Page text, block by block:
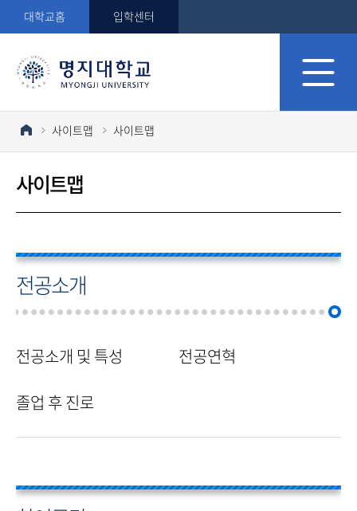
대학교홈 입학센터
사이트맵 사이트맵
사이트맵
전공소개
전공소개 및 특성
전공연혁
졸업 후 진로